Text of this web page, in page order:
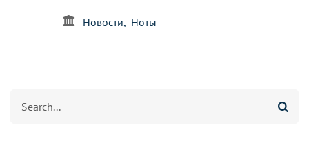
Новости Ноты